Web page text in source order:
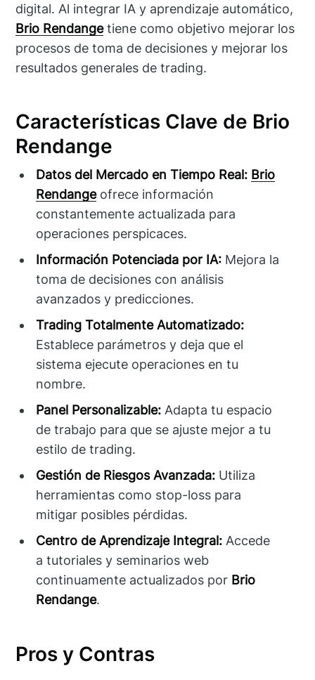
digital. Al integrar IA y aprendizaje automático,
Brio Rendangetiene como objetivo mejorar los
procesos de toma de decisiones y mejorar los
resultados generales de trading.
Características Clave de Brio
Rendange
Datos del Mercado en Tiempo Real: Brio
Rendangeofrece información
constantemente actualizada para
operaciones perspicaces.
Información Potenciada por IA: Mejora la
toma de decisiones con análisis
avanzados y predicciones.
Trading Totalmente Automatizado:
Establece parámetros y deja que el
sistema ejecute operaciones en tu
nombre.
Panel Personalizable: Adapta tu espacio
de trabajo para que se ajuste mejor a tu
estilo de trading.
Gestión de Riesgos Avanzada: Utiliza
herramientas como stop-loss para
mitigar posibles pérdidas.
Centro de Aprendizaje Integral: Accede
a tutoriales y seminarios web
continuamente actualizados por Brio
Rendange.
Pros y Contras